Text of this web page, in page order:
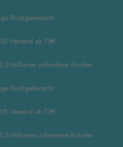
ab 75€
zufriedene Kunden
ab 75€
zufriedene Kunden